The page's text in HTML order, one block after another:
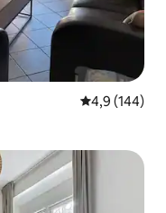
Prosječna
4,9 (144)